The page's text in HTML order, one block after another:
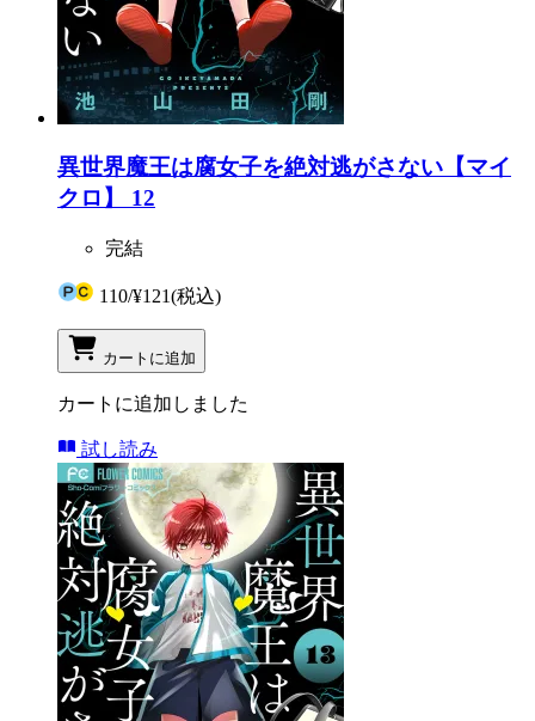
異世界魔王は腐女子を絶対逃がさない【マイ
クロ】 12
完結
110/¥121(税込)
カートに追加
カートに追加しました
試し読み